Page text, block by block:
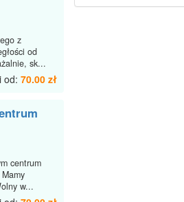
z
od
sk...
od: 70.00 zł
centrum
w...